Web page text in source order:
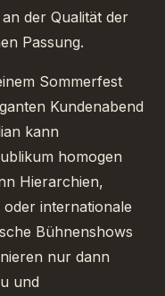
der Qualität der
Passung.
Sommerfest
Kundenabend
kann
homogen
Hierarchien,
internationale
Bühnenshows
nur dann
und